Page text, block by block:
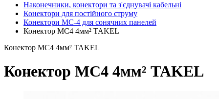
Наконечники, конектори та з'єднувачі кабельні
Конектори для постійного струму
Конектори MC-4 для сонячних панелей
Конектор MC4 4мм² TAKEL
Конектор MC4 4мм² TAKEL
Конектор MC4 4мм² TAKEL